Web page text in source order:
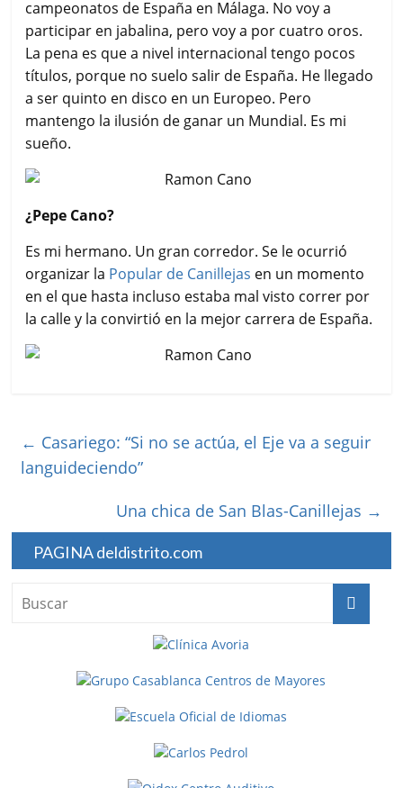
campeonatos de España en Málaga. No voy a
participar en jabalina, pero voy a por cuatro oros.
La pena es que a nivel internacional tengo pocos
títulos, porque no suelo salir de España. He llegado
a ser quinto en disco en un Europeo. Pero
mantengo la ilusión de ganar un Mundial. Es mi
sueño.
¿Pepe Cano?
Es mi hermano. Un gran corredor. Se le ocurrió
organizar la Popular de Canillejas en un momento
en el que hasta incluso estaba mal visto correr por
la calle y la convirtió en la mejor carrera de España.
← Casariego: “Si no se actúa, el Eje va a seguir
languideciendo”
Una chica de San Blas-Canillejas →
PAGINA deldistrito.com